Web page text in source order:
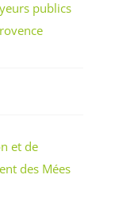
publics
et de
des Mées